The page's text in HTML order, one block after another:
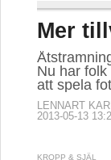
Mer
Nu har
att spela
LENNART
2013-05-13
KROPP & SJÄL